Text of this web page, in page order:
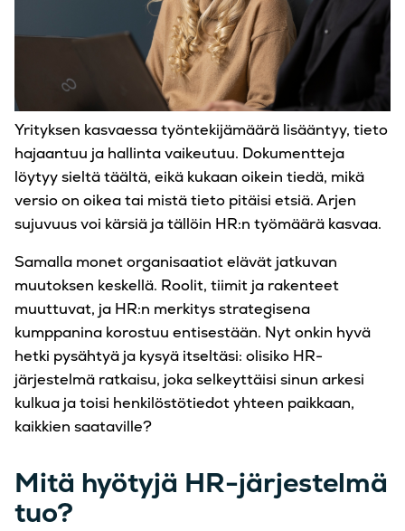
Yrityksen kasvaessa työntekijämäärä lisääntyy, tieto
hajaantuu ja hallinta vaikeutuu. Dokumentteja
löytyy sieltä täältä, eikä kukaan oikein tiedä, mikä
versio on oikea tai mistä tieto pitäisi etsiä. Arjen
sujuvuus voi kärsiä ja tällöin HR:n työmäärä kasvaa.
Samalla monet organisaatiot elävät jatkuvan
muutoksen keskellä. Roolit, tiimit ja rakenteet
muuttuvat, ja HR:n merkitys strategisena
kumppanina korostuu entisestään. Nyt onkin hyvä
hetki pysähtyä ja kysyä itseltäsi: olisiko HR-
järjestelmä ratkaisu, joka selkeyttäisi sinun arkesi
kulkua ja toisi henkilöstötiedot yhteen paikkaan,
kaikkien saataville?
Mitä hyötyjä HR-järjestelmä
tuo?